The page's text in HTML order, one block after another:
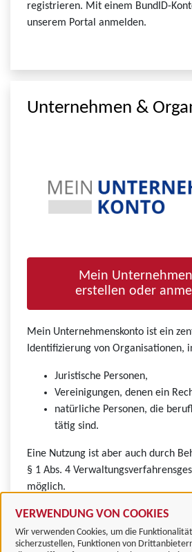
VERWENDUNG VON COOKIES
Wir verwenden Cookies, um die
sicherzustellen, Funktionen von
registrieren. Mit einem BundID-
unserem Portal anmelden.
Unternehmen &
Mein
erstellen oder
Mein Unternehmenskonto ist ein
Identifizierung von Organisationen,
Juristische Personen,
Vereinigungen, denen ein
natürliche Personen, die
tätig sind.
Eine Nutzung ist aber auch durch
§ 1 Abs. 4
möglich.